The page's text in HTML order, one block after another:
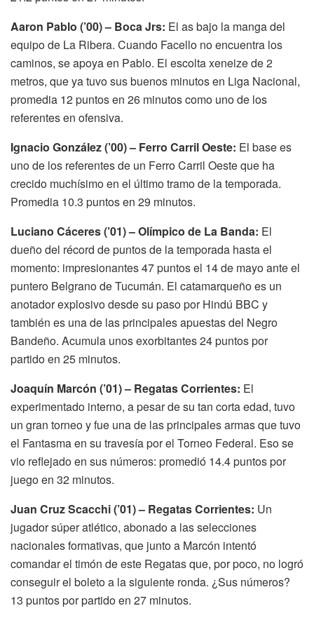
Aaron Pablo (’00) – Boca Jrs: El as bajo la manga del
equipo de La Ribera. Cuando Facello no encuentra los
caminos, se apoya en Pablo. El escolta xeneize de 2
metros, que ya tuvo sus buenos minutos en Liga Nacional,
promedia 12 puntos en 26 minutos como uno de los
referentes en ofensiva.
Ignacio González (’00) – Ferro Carril Oeste: El base es
uno de los referentes de un Ferro Carril Oeste que ha
crecido muchísimo en el último tramo de la temporada.
Promedia 10.3 puntos en 29 minutos.
Luciano Cáceres (’01) – Olímpico de La Banda: El
dueño del récord de puntos de la temporada hasta el
momento: impresionantes 47 puntos el 14 de mayo ante el
puntero Belgrano de Tucumán. El catamarqueño es un
anotador explosivo desde su paso por Hindú BBC y
también es una de las principales apuestas del Negro
Bandeño. Acumula unos exorbitantes 24 puntos por
partido en 25 minutos.
Joaquín Marcón (’01) – Regatas Corrientes: El
experimentado interno, a pesar de su tan corta edad, tuvo
un gran torneo y fue una de las principales armas que tuvo
el Fantasma en su travesía por el Torneo Federal. Eso se
vio reflejado en sus números: promedió 14.4 puntos por
juego en 32 minutos.
Juan Cruz Scacchi (’01) – Regatas Corrientes: Un
jugador súper atlético, abonado a las selecciones
nacionales formativas, que junto a Marcón intentó
comandar el timón de este Regatas que, por poco, no logró
conseguir el boleto a la siguiente ronda. ¿Sus números?
13 puntos por partido en 27 minutos.